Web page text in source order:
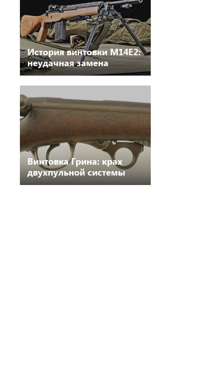
История винтовки M14E2:
неудачная замена
Винтовка Грина: крах
двухпульной системы